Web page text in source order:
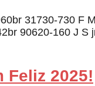
31730-730 F
90620-160 J
Feliz 2025!